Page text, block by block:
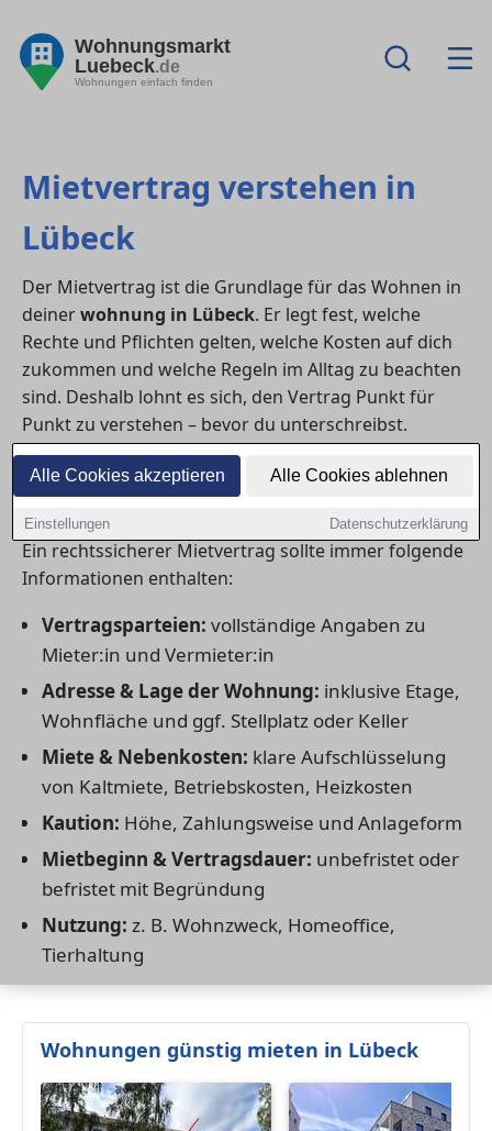
Alle Cookies akzeptieren Alle Cookies ablehnen
Einstellungen Datenschutzerklärung
Wohnungsmarkt
Luebeck.de
Wohnungen einfach finden
Mietvertrag verstehen in
Lübeck
Der Mietvertrag ist die Grundlage für das Wohnen in
deinerwohnung in Lübeck. Er legt fest, welche
Rechte und Pflichten gelten, welche Kosten auf dich
zukommen und welche Regeln im Alltag zu beachten
sind. Deshalb lohnt es sich, den Vertrag Punkt für
Punkt zu verstehen – bevor du unterschreibst.
1) Welche Angaben im Mietvertrag
unverzichtbar sind
Ein rechtssicherer Mietvertrag sollte immer folgende
Informationen enthalten:
Vertragsparteien: vollständige Angaben zu
Mieter:in und Vermieter:in
Adresse & Lage der Wohnung: inklusive Etage,
Wohnfläche und ggf. Stellplatz oder Keller
Miete & Nebenkosten: klare Aufschlüsselung
von Kaltmiete, Betriebskosten, Heizkosten
Kaution: Höhe, Zahlungsweise und Anlageform
Mietbeginn & Vertragsdauer: unbefristet oder
befristet mit Begründung
Nutzung: z. B. Wohnzweck, Homeoffice,
Tierhaltung
Wohnungen günstig mieten in Lübeck